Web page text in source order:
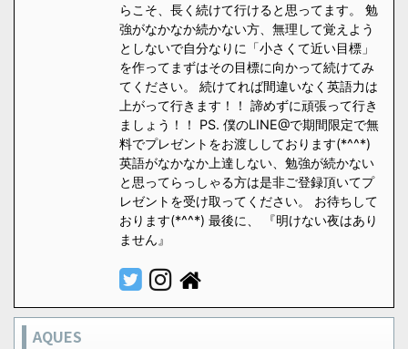
らこそ、長く続けて行けると思ってます。 勉
強がなかなか続かない方、無理して覚えよう
としないで自分なりに「小さくて近い目標」
を作ってまずはその目標に向かって続けてみ
てください。 続けてれば間違いなく英語力は
上がって行きます！！ 諦めずに頑張って行き
ましょう！！ PS. 僕のLINE@で期間限定で無
料でプレゼントをお渡ししております(*^^*)
英語がなかなか上達しない、勉強が続かない
と思ってらっしゃる方は是非ご登録頂いてプ
レゼントを受け取ってください。 お待ちして
おります(*^^*) 最後に、 『明けない夜はあり
ません』
AQUES